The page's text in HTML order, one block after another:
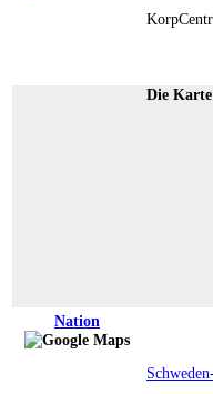
Die
Nation